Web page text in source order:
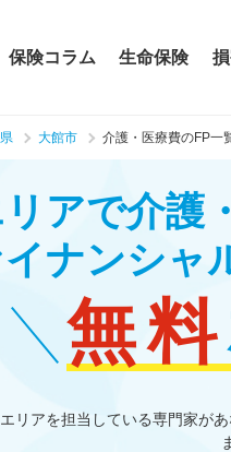
保険コラム 生命保険
大館市 介護・医療費のFP一
アで介護
ナンシャ
無料
リアを担当している専門家が